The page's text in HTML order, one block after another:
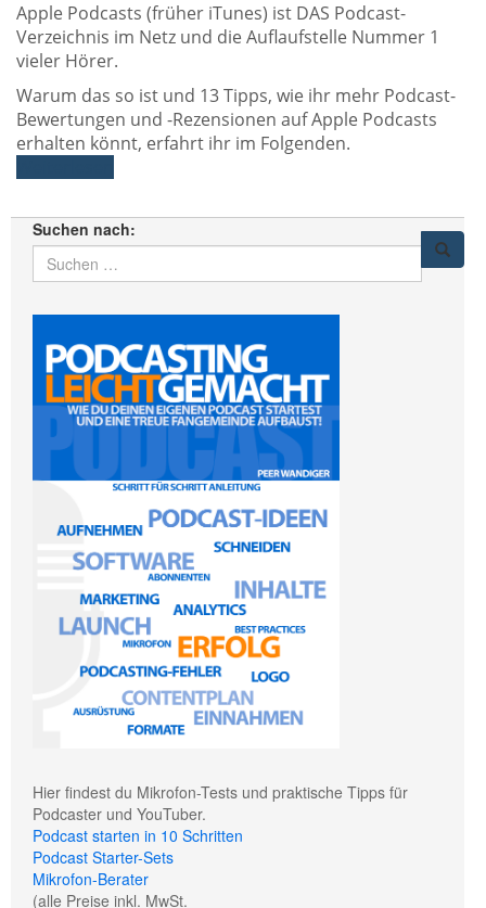
Apple Podcasts (früher iTunes) ist DAS Podcast-
Verzeichnis im Netz und die Auflaufstelle Nummer 1
vieler Hörer.
Warum das so ist und 13 Tipps, wie ihr mehr Podcast-
Bewertungen und -Rezensionen auf Apple Podcasts
erhalten könnt, erfahrt ihr im Folgenden.
Suchen nach:
Hier findest du Mikrofon-Tests und praktische Tipps für
Podcaster und YouTuber.
Podcast starten in 10 Schritten
Podcast Starter-Sets
Mikrofon-Berater
(alle Preise inkl. MwSt.